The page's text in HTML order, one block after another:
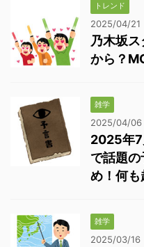
トレンド
2025/04/21
乃木坂
から？
雑学
2025/04/06
2025年7
で話題の
め！何も
雑学
2025/03/16